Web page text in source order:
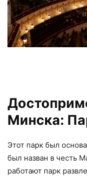
Минска:
Этот парк был
был назван в честь
работают парк